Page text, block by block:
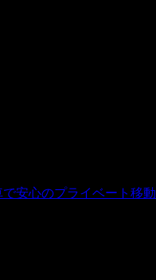
安心のプライベート移動